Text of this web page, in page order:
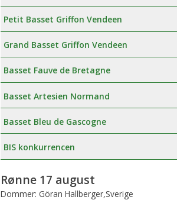
Petit Basset Griffon Vendeen
Grand Basset Griffon Vendeen
Basset Fauve de Bretagne
Basset Artesien Normand
Basset Bleu de Gascogne
BIS konkurrencen
Rønne 17 august
Dommer: Göran Hallberger,Sverige